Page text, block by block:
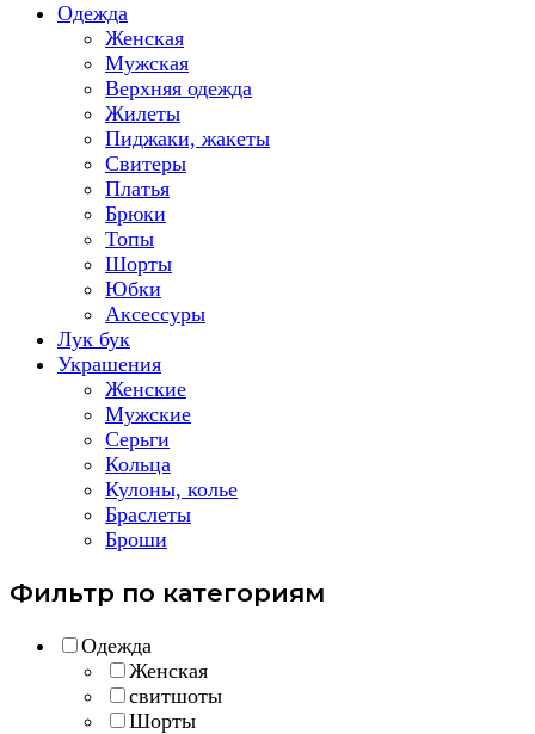
Одежда
Женская
Мужская
Верхняя одежда
Жилеты
Пиджаки, жакеты
Свитеры
Платья
Брюки
Топы
Шорты
Юбки
Аксессуры
Лук бук
Украшения
Женские
Мужские
Серьги
Кольца
Кулоны, колье
Браслеты
Броши
Фильтр по категориям
Одежда
Женская
свитшоты
Шорты